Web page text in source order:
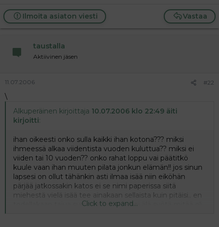
Vastaa
Ilmoita asiaton viesti
taustalla
Aktiivinen jäsen
11.07.2006 #22
\
Alkuperäinen kirjoittaja 10.07.2006 klo 22:49 äiti
kirjoitti:
ihan oikeesti onko sulla kaikki ihan kotona??? miksi
ihmeessä alkaa viidentista vuoden kuluttua?? miksi ei
viiden tai 10 vuoden?? onko rahat loppu vai päätitkö
kuule vaan ihan muuten pilata jonkun elämän!! jos sinun
lapsesi on ollut tähänkin asti ilmaa isää niin eiköhän
pärjää jatkossakin katos ei se nimi paperissa siitä
miehestä vielä isää tee ainakaan sellaista kuin pitäisi.. en
todellakaan tajua sun motiivisia! ja hei älä syötä mitää oli
Click to expand...